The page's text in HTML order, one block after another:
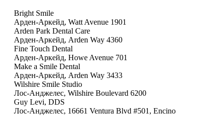
Bright Smile
Арден-Аркейд, Watt Avenue 1901
Arden Park Dental Care
Арден-Аркейд, Arden Way 4360
Fine Touch Dental
Арден-Аркейд, Howe Avenue 701
Make a Smile Dental
Арден-Аркейд, Arden Way 3433
Wilshire Smile Studio
Лос-Анджелес, Wilshire Boulevard 6200
Guy Levi, DDS
Лос-Анджелес, 16661 Ventura Blvd #501, Encino